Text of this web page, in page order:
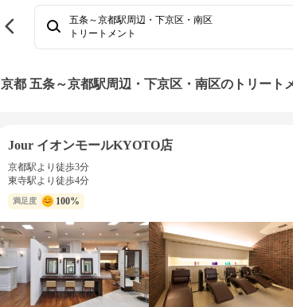
五条～京都駅周辺・下京区・南区
トリートメント
京都 五条～京都駅周辺・下京区・南区のトリート
Jour イオンモールKYOTO店
京都駅より徒歩3分
東寺駅より徒歩4分
満足度 100%